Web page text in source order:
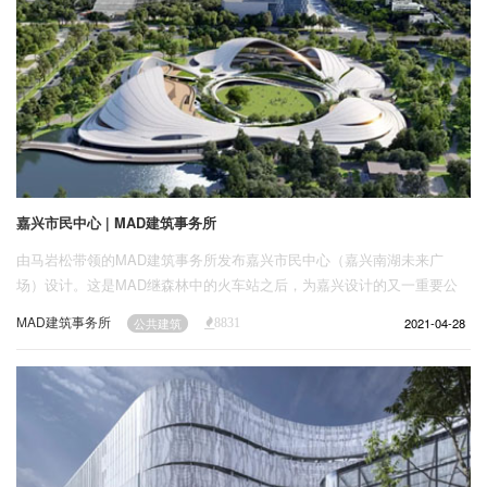
嘉兴市民中心 | MAD建筑事务所
由马岩松带领的MAD建筑事务所发布嘉兴市民中心（嘉兴南湖未来广
场）设计。这是MAD继森林中的火车站之后，为嘉兴设计的又一重要公
MAD建筑事务所 公共建筑 8831 2021-04-28